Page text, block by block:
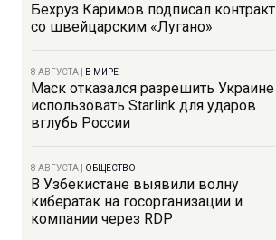
Бехруз Каримов подписал контракт
со швейцарским «Лугано»
8 АВГУСТА В МИРЕ
Маск отказался разрешить Украине
использовать Starlink для ударов
вглубь России
8 АВГУСТА ОБЩЕСТВО
В Узбекистане выявили волну
кибератак на госорганизации и
компании через RDP